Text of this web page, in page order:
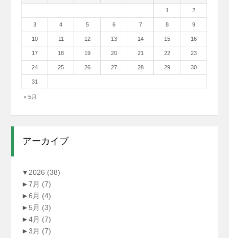
« 5月
1 2
3 4 5 6 7 8 9
10 11 12 13 14 15 16
17 18 19 20 21 22 23
24 25 26 27 28 29 30
31
アーカイブ
▼2026 (38)
►7月 (7)
►6月 (4)
► 5月 (3)
►4月 (7)
►3月 (7)